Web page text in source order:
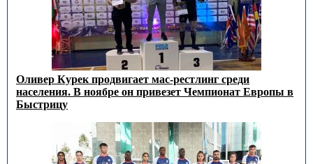
Оливер Курек продвигает мас-рестлинг среди
населения. В ноябре он привезет Чемпионат Европы в
Быстрицу